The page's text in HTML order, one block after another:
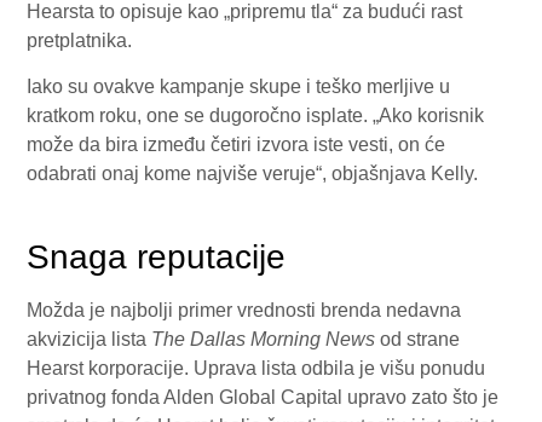
Hearsta to opisuje kao „pripremu tla“ za budući rast
pretplatnika.
Iako su ovakve kampanje skupe i teško merljive u
kratkom roku, one se dugoročno isplate. „Ako korisnik
može da bira između četiri izvora iste vesti, on će
odabrati onaj kome najviše veruje“, objašnjava Kelly.
Snaga reputacije
Možda je najbolji primer vrednosti brenda nedavna
akvizicija lista The Dallas Morning News od strane
Hearst korporacije. Uprava lista odbila je višu ponudu
privatnog fonda Alden Global Capital upravo zato što je